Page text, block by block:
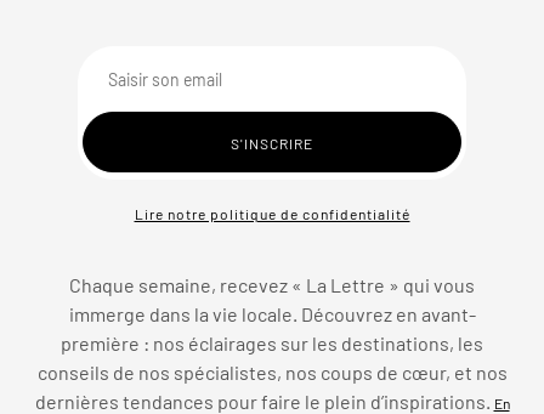
Lire notre politique de confidentialité
Chaque semaine, recevez « La Lettre » qui vous
immerge dans la vie locale. Découvrez en avant-
première : nos éclairages sur les destinations, les
conseils de nos spécialistes, nos coups de cœur, et nos
dernières tendances pour faire le plein d’inspirations.
En